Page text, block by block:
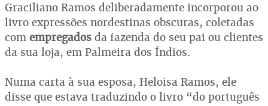
Graciliano Ramos deliberadamente incorporou ao
livro expressões nordestinas obscuras, coletadas
com empregados da fazenda do seu pai ou clientes
da sua loja, em Palmeira dos Índios.
Numa carta à sua esposa, Heloisa Ramos, ele
disse que estava traduzindo o livro “do português